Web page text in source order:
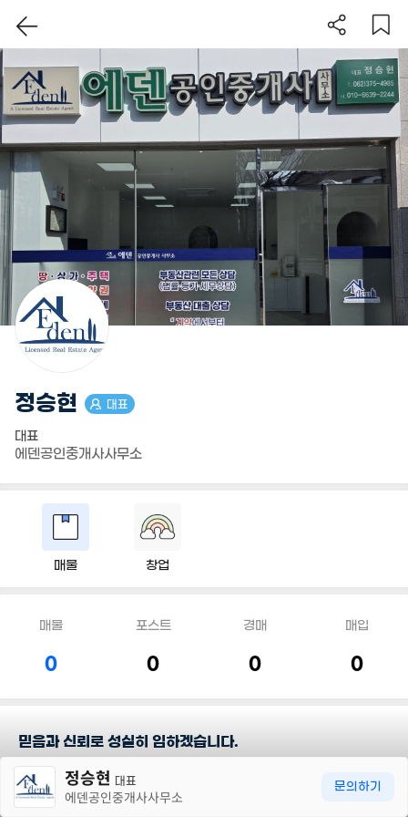
정승현 대표
대표
에덴공인중개사사무소
매물 창업
매물
0
포스트
0
경매
0
매입
0
믿음과 신뢰로 성실히 임하겠습니다.
환영합니다.
믿음과 신뢰를 바탕으로 정직한 중개를 하는
정승현 대표
에덴공인중개사사무소
문의하기